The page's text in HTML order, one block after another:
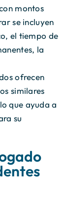
montos
se incluyen
el tiempo de
la
ofrecen
similares
que ayuda a
su